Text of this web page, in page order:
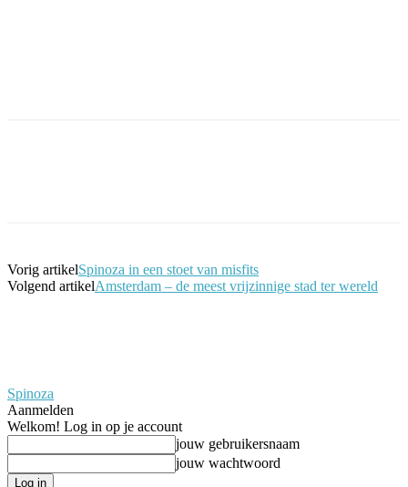
Vorig artikelSpinoza in een stoet van misfits
Volgend artikelAmsterdam – de meest vrijzinnige stad ter wereld
Spinoza
Aanmelden
Welkom! Log in op je account
jouw gebruikersnaam
jouw wachtwoord